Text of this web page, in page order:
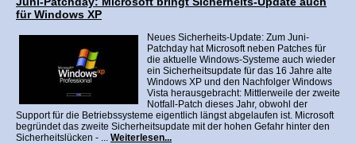
für Windows XP
Neues Sicherheits-Update: Zum Juni-
Patchday hat Microsoft neben Patches für
die aktuelle Windows-Systeme auch wieder
ein Sicherheitsupdate für das 16 Jahre alte
Windows XP und den Nachfolger Windows
Vista herausgebracht: Mittlerweile der zweite
Notfall-Patch dieses Jahr, obwohl der
Support für die Betriebssysteme eigentlich längst abgelaufen ist. Microsoft
begründet das zweite Sicherheitsupdate mit der hohen Gefahr hinter den
Sicherheitslücken - ... Weiterlesen...